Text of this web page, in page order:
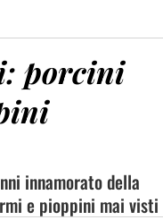
porcini
innamorato della
e pioppini mai visti